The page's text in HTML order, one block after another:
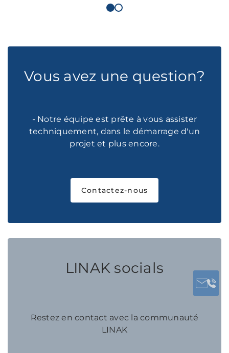
Vous avez une question?
- Notre équipe est prête à vous assister
techniquement, dans le démarrage d'un
projet et plus encore.
Contactez-nous
LINAK socials
Restez en contact avec la communauté
LINAK